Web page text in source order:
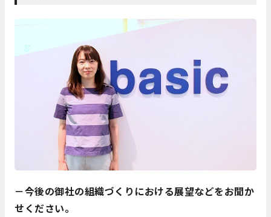
－今後の御社の組織づくりにおける展望などをお聞か
せください。